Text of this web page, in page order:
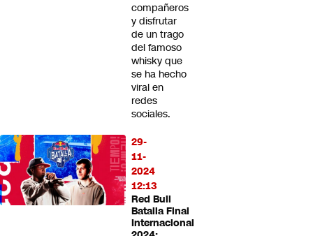
compañeros
y disfrutar
de un trago
del famoso
whisky que
se ha hecho
viral en
redes
sociales.
29-
11-
2024
12:13
Red Bull
Batalla Final
Internacional